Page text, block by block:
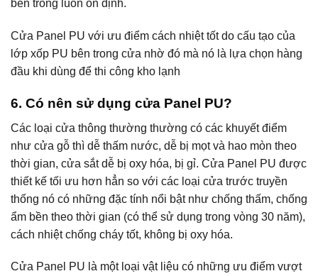
bên trong luôn ổn định.
Cửa Panel PU với ưu điểm cách nhiệt tốt do cấu tạo của
lớp xốp PU bên trong cửa nhờ đó mà nó là lựa chọn hàng
đầu khi dùng để thi công kho lạnh
6. Có nên sử dụng cửa Panel PU?
Các loại cửa thông thường thường có các khuyết điểm
như cửa gỗ thì dễ thấm nước, dễ bị mọt và hao mòn theo
thời gian, cửa sắt dễ bị oxy hóa, bị gỉ. Cửa Panel PU được
thiết kế tối ưu hơn hẳn so với các loại cửa trước truyền
thống nó có những đặc tính nổi bật như chống thấm, chống
ẩm bền theo thời gian (có thể sử dụng trong vòng 30 năm),
cách nhiệt chống cháy tốt, không bị oxy hóa.
Cửa Panel PU là một loại vật liệu có những ưu điểm vượt